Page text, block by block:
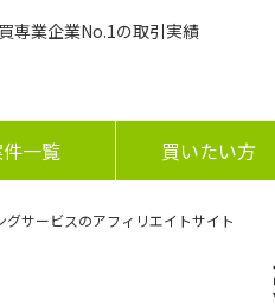
専業企業No.1の取引実績
一覧 買いたい方
グサービスのアフィリエイトサイト